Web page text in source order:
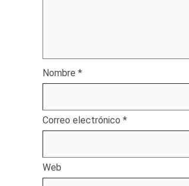
Nombre *
Correo electrónico *
Web